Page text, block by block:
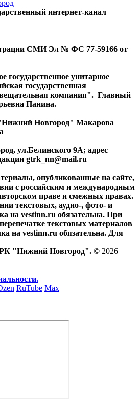
интернет-канал
СМИ Эл № ФС 77-59166 от
государственное унитарное
государственная
компания". Главный
Панина.
Новгород" Макарова
ул.Белинского 9А; адрес
gtrk_nn@mail.ru
опубликованные на сайте,
с российским и международным
праве и смежных правах.
текстовых, аудио-, фото- и
на vestinn.ru обязательна. При
текстовых материалов
на vestinn.ru обязательна. Для
"Нижний Новгород". © 2026
RuTube Max